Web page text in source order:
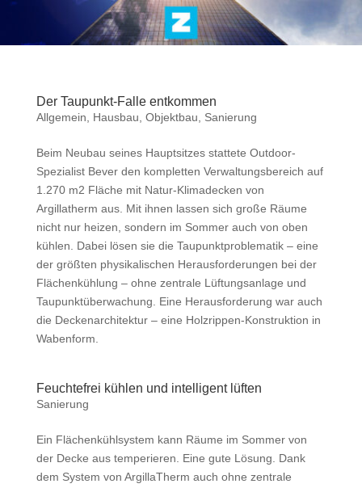
Der Taupunkt-Falle entkommen
Allgemein, Hausbau, Objektbau, Sanierung
Beim Neubau seines Hauptsitzes stattete Outdoor-
Spezialist Bever den kompletten Verwaltungsbereich auf
1.270 m2 Fläche mit Natur-Klimadecken von
Argillatherm aus. Mit ihnen lassen sich große Räume
nicht nur heizen, sondern im Sommer auch von oben
kühlen. Dabei lösen sie die Taupunktproblematik – eine
der größten physikalischen Herausforderungen bei der
Flächenkühlung – ohne zentrale Lüftungsanlage und
Taupunktüberwachung. Eine Herausforderung war auch
die Deckenarchitektur – eine Holzrippen-Konstruktion in
Wabenform.
Feuchtefrei kühlen und intelligent lüften
Sanierung
Ein Flächenkühlsystem kann Räume im Sommer von
der Decke aus temperieren. Eine gute Lösung. Dank
dem System von ArgillaTherm auch ohne zentrale